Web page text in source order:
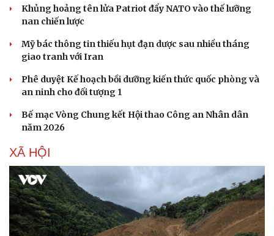
Nam khoa
Làm đẹp - giảm cân
Ăn sạch sống khỏe
Khủng hoảng tên lửa Patriot đẩy NATO vào thế lưỡng
nan chiến lược
Mỹ bác thông tin thiếu hụt đạn dược sau nhiều tháng
giao tranh với Iran
Phê duyệt Kế hoạch bồi dưỡng kiến thức quốc phòng và
an ninh cho đối tượng 1
Bế mạc Vòng Chung kết Hội thao Công an Nhân dân
năm 2026
XÃ HỘI